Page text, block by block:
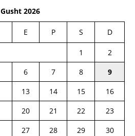
Gusht 2026
E P S D
1
2
6 7 8
9
13 14 15
16
20 21 22
23
27 28 29
30